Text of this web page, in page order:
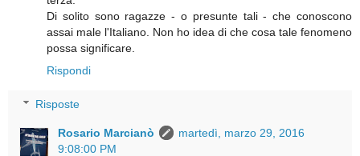
Di solito sono ragazze - o presunte tali - che conoscono
assai male l'Italiano. Non ho idea di che cosa tale fenomeno
possa significare.
Rispondi
Risposte
Rosario Marcianò
martedì, marzo 29, 2016
9:08:00 PM